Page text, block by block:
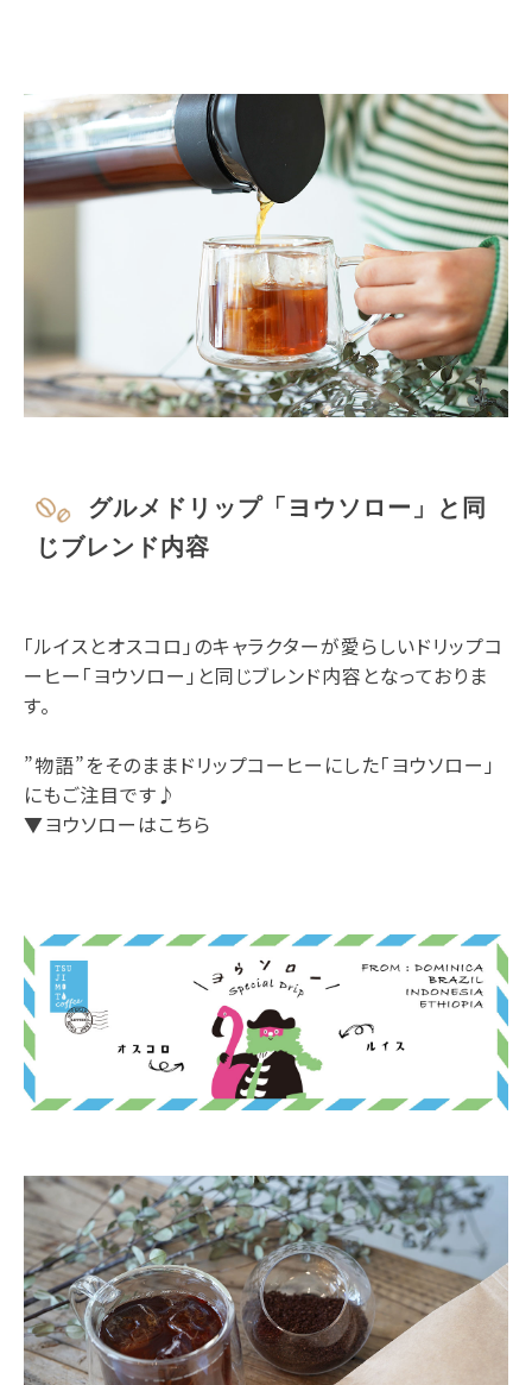
グルメドリップ「ヨウソロー」と同
じブレンド内容
「ルイスとオスコロ」のキャラクターが愛らしいドリップコ
ーヒー「ヨウソロー」と同じブレンド内容となっておりま
す。
”物語”をそのままドリップコーヒーにした「ヨウソロー」
にもご注目です♪
▼ヨウソローはこちら